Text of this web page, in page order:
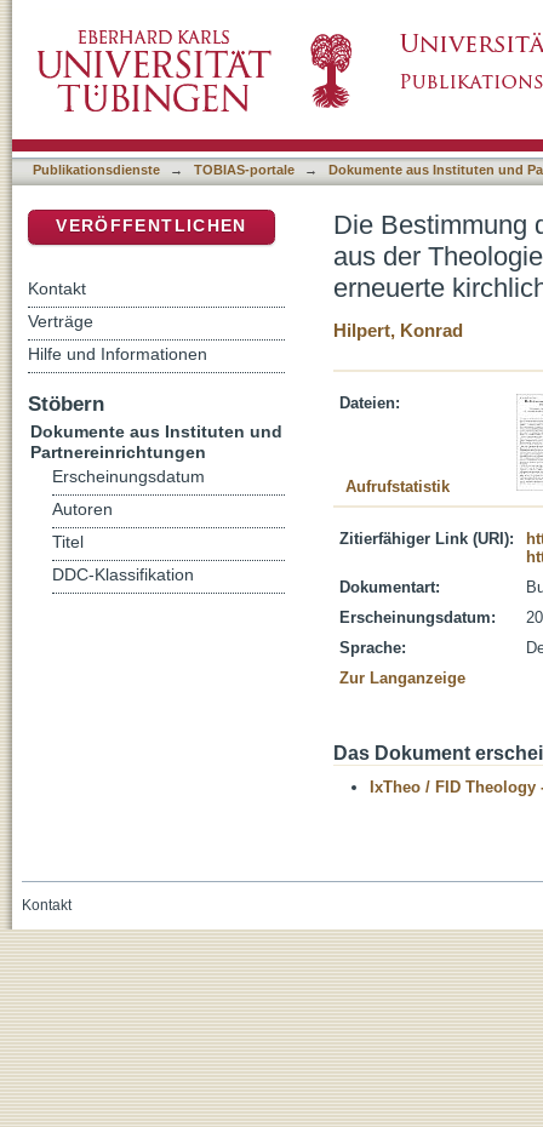
Ratzingers als Potenziale für eine
Publikationsdienste → TOBIAS-portale → Dokumente aus Instituten und
Die Bestimmung
aus der
erneuerte
Hilpert, Konrad
Dateien:
Aufrufstatistik
Zitierfähiger Link (URI):
Dokumentart:
Erscheinungsdatum:
Sprache:
Zur Langanzeige
Das Dokument
IxTheo / FID Theology
VERÖFFENTLICHEN
Kontakt
Verträge
Hilfe und Informationen
Stöbern
Dokumente aus Instituten und
Partnereinrichtungen
Erscheinungsdatum
Autoren
Titel
DDC-Klassifikation
Kontakt